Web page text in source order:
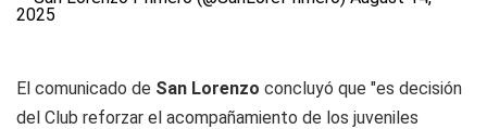
2025
El comunicado de San Lorenzo concluyó que "es decisión
del Club reforzar el acompañamiento de los juveniles